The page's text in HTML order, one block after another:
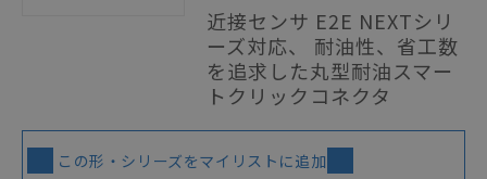
近接センサ E2E NEXTシリ
ーズ対応、 耐油性、省工数
を追求した丸型耐油スマー
トクリックコネクタ
この形・シリーズをマイリストに追加